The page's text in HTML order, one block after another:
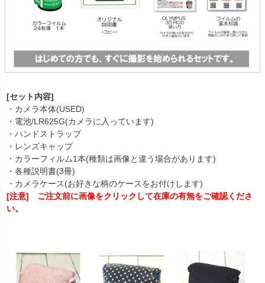
[セット内容]
・カメラ本体(USED)
・電池/LR625G(カメラに入っています)
・ハンドストラップ
・レンズキャップ
・カラーフィルム1本(種類は画像と違う場合があります)
・各種説明書(3冊)
・カメラケース(お好きな柄のケースをお付けします)
[注意] ご注文前に画像をクリックして在庫の有無をご確認くださ
い。